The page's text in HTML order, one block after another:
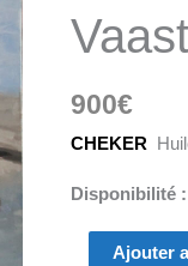
900€
CHEKER
Disponibilité :
St
la
Hougue"
Ajouter